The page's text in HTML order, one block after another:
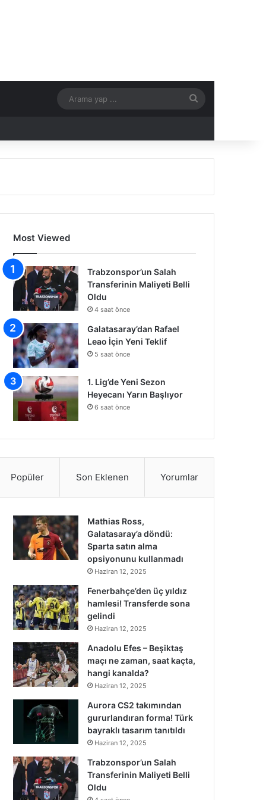
...
Most Viewed
Trabzonspor’un Salah
Transferinin Maliyeti Belli
Oldu
4 saat önce
Galatasaray’dan Rafael
Leao İçin Yeni Teklif
5 saat önce
1. Lig’de Yeni Sezon
Heyecanı Yarın Başlıyor
6 saat önce
Popüler Son Eklenen Yorumlar
Mathias Ross,
Galatasaray’a döndü:
Sparta satın alma
opsiyonunu kullanmadı
Haziran 12, 2025
Fenerbahçe’den üç yıldız
hamlesi! Transferde sona
gelindi
Haziran 12, 2025
Anadolu Efes – Beşiktaş
maçı ne zaman, saat kaçta,
hangi kanalda?
Haziran 12, 2025
Aurora CS2 takımından
gururlandıran forma! Türk
bayraklı tasarım tanıtıldı
Haziran 12, 2025
Trabzonspor’un Salah
Transferinin Maliyeti Belli
Oldu